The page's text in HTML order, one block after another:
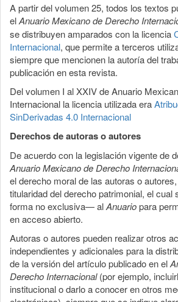
A partir del volumen 25, todos los textos
elAnuario Mexicano de Derecho
se distribuyen amparados con la licencia
Internacional, que permite a terceros
siempre que mencionen la autoría del
publicación en esta revista.
Del volumen I al XXIV de Anuario
Internacional la licencia utilizada era
SinDerivadas 4.0 Internacional
Derechos de autoras o autores
De acuerdo con la legislación vigente de
Anuario Mexicano de Derecho
el derecho moral de las autoras o
titularidad del derecho patrimonial, el
forma no exclusiva— alAnuariopara
en acceso abierto.
Autoras o autores pueden realizar otros
independientes y adicionales para la
de la versión del artículo publicado en el
Derecho Internacional(por ejemplo,
institucional o darlo a conocer en otros